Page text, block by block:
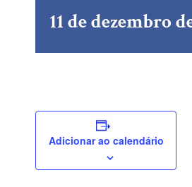
11 de dezembro
Adicionar ao calendário